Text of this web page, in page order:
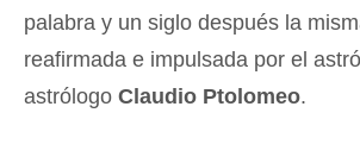
palabra y un siglo después la
reafirmada e impulsada por el
astrólogo Claudio Ptolomeo.